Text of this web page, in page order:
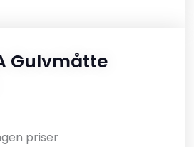
Gulvmåtte
priser